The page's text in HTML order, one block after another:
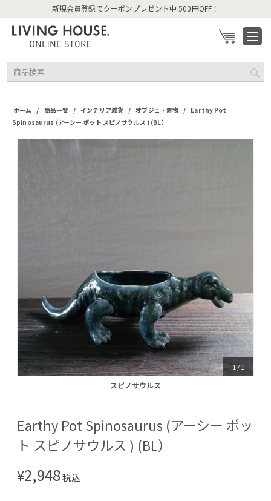
新規会員登録でクーポンプレゼント中 500円OFF！
ホーム / 商品一覧 / インテリア雑貨 / オブジェ・置物 / Earthy Pot
Spinosaurus (アーシー ポット スピノサウルス ) (BL）
1 /1
スピノサウルス
Earthy Pot Spinosaurus (アーシー ポッ
ト スピノサウルス ) (BL）
¥2,948税込